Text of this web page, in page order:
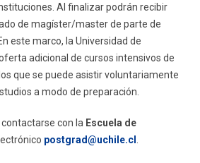
Al finalizar podrán recibir
de magíster/master de parte de
este marco, la Universidad de
adicional de cursos intensivos de
que se puede asistir voluntariamente
a modo de preparación.
con la Escuela de
postgrad@uchile.cl